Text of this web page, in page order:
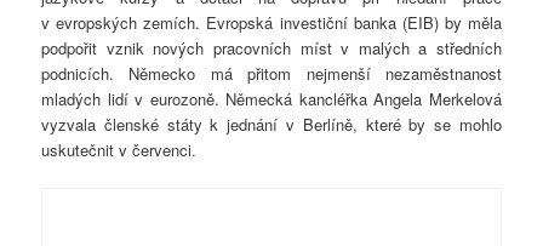
v evropských zemích. Evropská investiční banka (EIB) by měla
podpořit vznik nových pracovních míst v malých a středních
podnicích. Německo má přitom nejmenší nezaměstnanost
mladých lidí v eurozoně. Německá kancléřka Angela Merkelová
vyzvala členské státy k jednání v Berlíně, které by se mohlo
uskutečnit v červenci.